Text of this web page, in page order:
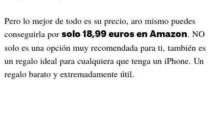
Pero lo mejor de todo es su precio, aro mismo puedes
conseguirla por solo 18,99 euros en Amazon. NO
solo es una opción muy recomendada para ti, también es
un regalo ideal para cualquiera que tenga un iPhone. Un
regalo barato y extremadamente útil.